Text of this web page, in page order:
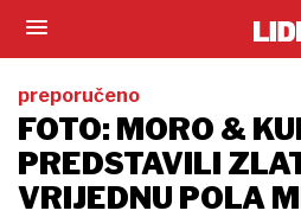
preporučeno
FOTO: MORO &
PREDSTAVILI
VRIJEDNU POLA